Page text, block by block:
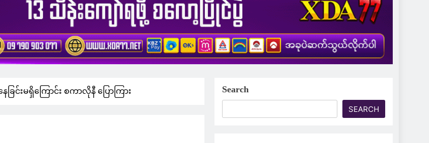
င်းမရှိကြောင်း စကာလိုနီ ပြောကြား Search
SEARCH